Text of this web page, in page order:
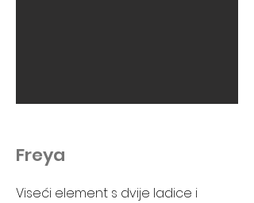
Freya
Viseći element s dvije ladice i